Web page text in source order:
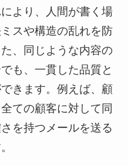
より、人間が書く場
スや構造の乱れを防
、同じような内容の
も、一貫した品質と
きます。例えば、顧
ての顧客に対して同
を持つメールを送る